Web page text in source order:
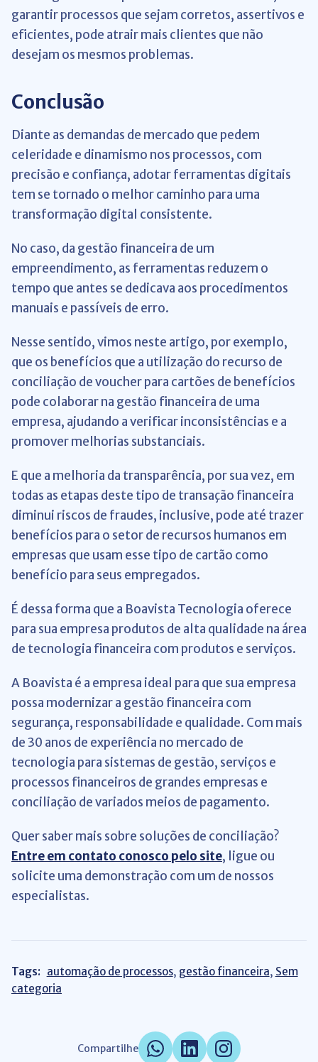
garantir processos que sejam corretos, assertivos e
eficientes, pode atrair mais clientes que não
desejam os mesmos problemas.
Conclusão
Diante as demandas de mercado que pedem
celeridade e dinamismo nos processos, com
precisão e confiança, adotar ferramentas digitais
tem se tornado o melhor caminho para uma
transformação digital consistente.
No caso, da gestão financeira de um
empreendimento, as ferramentas reduzem o
tempo que antes se dedicava aos procedimentos
manuais e passíveis de erro.
Nesse sentido, vimos neste artigo, por exemplo,
que os benefícios que a utilização do recurso de
conciliação de voucher para cartões de benefícios
pode colaborar na gestão financeira de uma
empresa, ajudando a verificar inconsistências e a
promover melhorias substanciais.
E que a melhoria da transparência, por sua vez, em
todas as etapas deste tipo de transação financeira
diminui riscos de fraudes, inclusive, pode até trazer
benefícios para o setor de recursos humanos em
empresas que usam esse tipo de cartão como
benefício para seus empregados.
É dessa forma que a Boavista Tecnologia oferece
para sua empresa produtos de alta qualidade na área
de tecnologia financeira com produtos e serviços.
A Boavista é a empresa ideal para que sua empresa
possa modernizar a gestão financeira com
segurança, responsabilidade e qualidade. Com mais
de 30 anos de experiência no mercado de
tecnologia para sistemas de gestão, serviços e
processos financeiros de grandes empresas e
conciliação de variados meios de pagamento.
Quer saber mais sobre soluções de conciliação?
Entre em contato conosco pelo site, ligue ou
solicite uma demonstração com um de nossos
especialistas.
Tags: automação de processos, gestão financeira, Sem
categoria
Compartilhe